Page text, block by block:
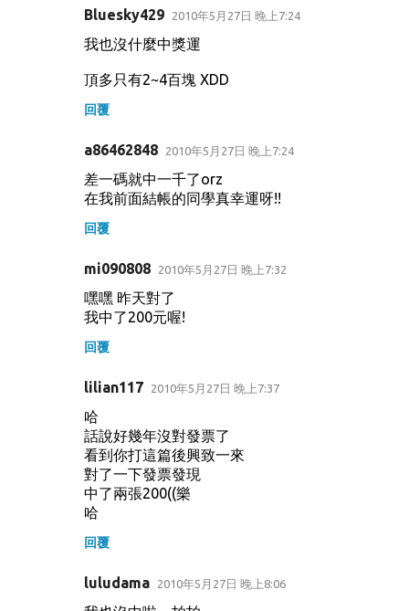
Bluesky429 2010年5月27日 晚上7:24
我也沒什麼中獎運
頂多只有2~4百塊 XDD
回覆
a86462848 2010年5月27日 晚上7:24
差一碼就中一千了orz
在我前面結帳的同學真幸運呀!!
回覆
mi090808 2010年5月27日 晚上7:32
嘿嘿 昨天對了
我中了200元喔!
回覆
lilian117 2010年5月27日 晚上7:37
哈
話說好幾年沒對發票了
看到你打這篇後興致一來
對了一下發票發現
中了兩張200((樂
哈
回覆
luludama 2010年5月27日 晚上8:06